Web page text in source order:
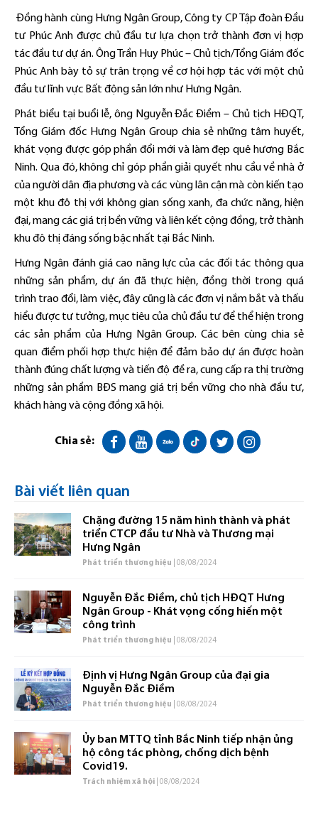
Đồng hành cùng Hưng Ngân Group, Công ty CP Tập đoàn Đầu
tư Phúc Anh được chủ đầu tư lựa chọn trở thành đơn vị hợp
tác đầu tư dự án. Ông Trần Huy Phúc – Chủ tịch/Tổng Giám đốc
Phúc Anh bày tỏ sự trân trọng về cơ hội hợp tác với một chủ
đầu tư lĩnh vực Bất động sản lớn như Hưng Ngân.
Phát biểu tại buổi lễ, ông Nguyễn Đắc Điềm – Chủ tịch HĐQT,
Tổng Giám đốc Hưng Ngân Group chia sẻ những tâm huyết,
khát vọng được góp phần đổi mới và làm đẹp quê hương Bắc
Ninh. Qua đó, không chỉ góp phần giải quyết nhu cầu về nhà ở
của người dân địa phương và các vùng lân cận mà còn kiến tạo
một khu đô thị với không gian sống xanh, đa chức năng, hiện
đại, mang các giá trị bền vững và liên kết cộng đồng, trở thành
khu đô thị đáng sống bậc nhất tại Bắc Ninh.
Hưng Ngân đánh giá cao năng lực của các đối tác thông qua
những sản phẩm, dự án đã thực hiện, đồng thời trong quá
trình trao đổi, làm việc, đây cũng là các đơn vị nắm bắt và thấu
hiểu được tư tưởng, mục tiêu của chủ đầu tư để thể hiện trong
các sản phẩm của Hưng Ngân Group. Các bên cùng chia sẻ
quan điểm phối hợp thực hiện để đảm bảo dự án được hoàn
thành đúng chất lượng và tiến độ đề ra, cung cấp ra thị trường
những sản phẩm BĐS mang giá trị bền vững cho nhà đầu tư,
khách hàng và cộng đồng xã hội.
Chia sẻ:
Bài viết liên quan
Chặng đường 15 năm hình thành và phát
triển CTCP đầu tư Nhà và Thương mại
Hưng Ngân
Phát triển thương hiệu | 08/08/2024
Nguyễn Đắc Điềm, chủ tịch HĐQT Hưng
Ngân Group - Khát vọng cống hiến một
công trình
Phát triển thương hiệu | 08/08/2024
Định vị Hưng Ngân Group của đại gia
Nguyễn Đắc Điềm
Phát triển thương hiệu | 08/08/2024
Ủy ban MTTQ tỉnh Bắc Ninh tiếp nhận ủng
hộ công tác phòng, chống dịch bệnh
Covid19.
Trách nhiệm xã hội | 08/08/2024